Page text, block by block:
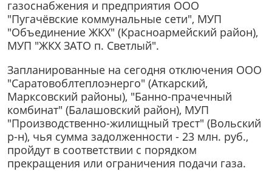
газоснабжения и предприятия ООО
"Пугачёвские коммунальные сети", МУП
"Объединение ЖКХ" (Красноармейский район),
МУП "ЖКХ ЗАТО п. Светлый".
Запланированные на сегодня отключения ООО
"Саратовоблтеплоэнерго" (Аткарский,
Марксовский районы), "Банно-прачечный
комбинат" (Балашовский район), МУП
"Производственно-жилищный трест" (Вольский
р-н), чья сумма задолженности - 23 млн. руб.,
пройдут в соответствии с порядком
прекращения или ограничения подачи газа.